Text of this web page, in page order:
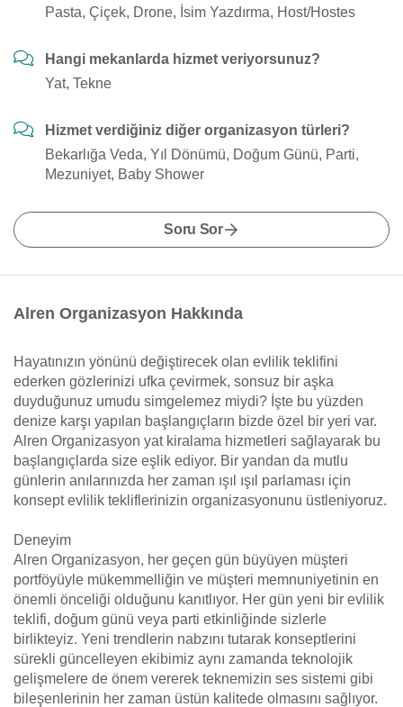
Pasta, Çiçek, Drone, İsim Yazdırma, Host/Hostes
Hangi mekanlarda hizmet veriyorsunuz?
Yat, Tekne
Hizmet verdiğiniz diğer organizasyon türleri?
Bekarlığa Veda, Yıl Dönümü, Doğum Günü, Parti,
Mezuniyet, Baby Shower
Soru Sor
Alren Organizasyon Hakkında
Hayatınızın yönünü değiştirecek olan evlilik teklifini
ederken gözlerinizi ufka çevirmek, sonsuz bir aşka
duyduğunuz umudu simgelemez miydi? İşte bu yüzden
denize karşı yapılan başlangıçların bizde özel bir yeri var.
Alren Organizasyon yat kiralama hizmetleri sağlayarak bu
başlangıçlarda size eşlik ediyor. Bir yandan da mutlu
günlerin anılarınızda her zaman ışıl ışıl parlaması için
konsept evlilik tekliflerinizin organizasyonunu üstleniyoruz.
Deneyim
Alren Organizasyon, her geçen gün büyüyen müşteri
portföyüyle mükemmelliğin ve müşteri memnuniyetinin en
önemli önceliği olduğunu kanıtlıyor. Her gün yeni bir evlilik
teklifi, doğum günü veya parti etkinliğinde sizlerle
birlikteyiz. Yeni trendlerin nabzını tutarak konseptlerini
sürekli güncelleyen ekibimiz aynı zamanda teknolojik
gelişmelere de önem vererek teknemizin ses sistemi gibi
bileşenlerinin her zaman üstün kalitede olmasını sağlıyor.